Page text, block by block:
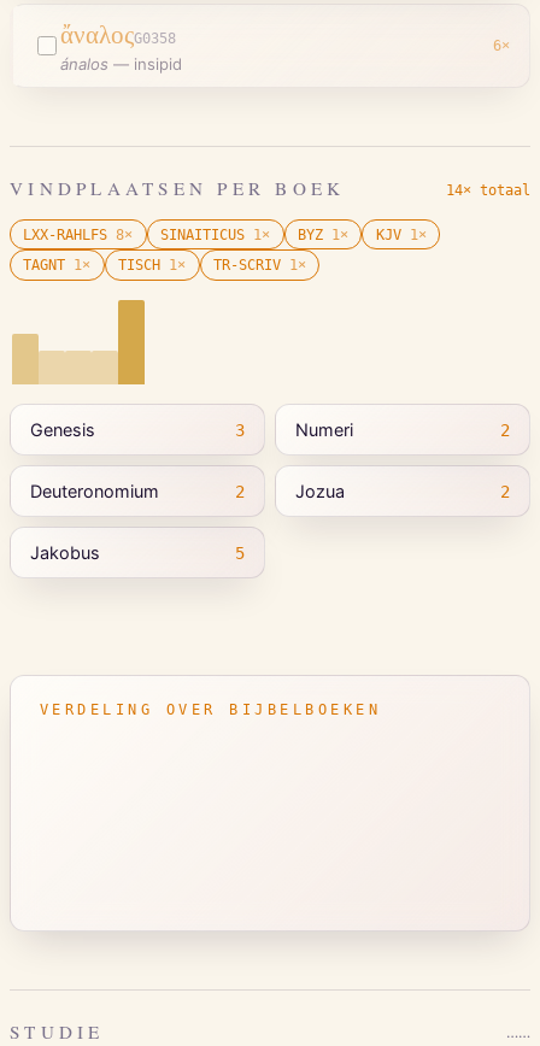
ἄναλοςG0358
ánalos — insipid
6×
VINDPLAATSEN PER BOEK 14× totaal
LXX-RAHLFS 8× SINAITICUS 1 × BYZ 1 × KJV 1 ×
TAGNT 1× TISCH 1× TR-SCRIV 1×
Genesis 3 Numeri 2
Deuteronomium 2 Jozua 2
Jakobus 5
VERDELING OVER BIJBELBOEKEN
STUDIE ……